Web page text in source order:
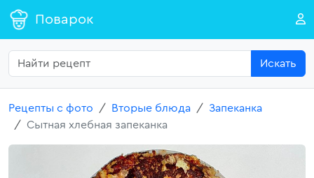
Поварок
Искать
Рецепты с фото Вторые блюда
Запеканка
Сытная хлебная запеканка